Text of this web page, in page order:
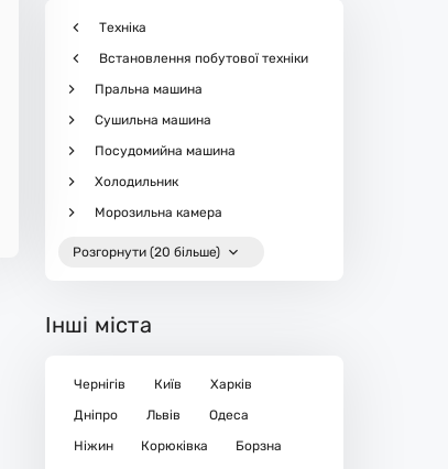
Техніка
Встановлення побутової техніки
Пральна машина
Сушильна машина
Посудомийна машина
Холодильник
Морозильна камера
Розгорнути (20 більше)
Інші міста
Чернігів Київ
Харків
Дніпро
Львів
Одеса
Ніжин
Корюківка
Борзна